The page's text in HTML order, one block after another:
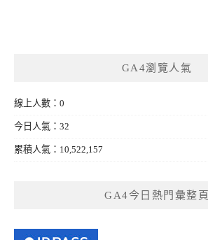
GA4瀏覽人氣
線上人數：0
今日人氣：32
累積人氣：10,522,157
GA4今日熱門彙整頁